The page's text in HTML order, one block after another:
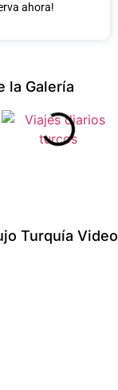
ahora!
la Galería
Turquía Video